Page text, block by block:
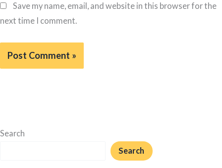
Save my name, email, and website in this browser for the
next time I comment.
Search
Search